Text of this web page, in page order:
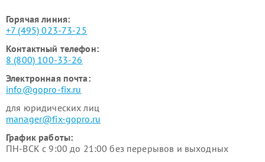
Горячая линия:
+7 (495) 023-73-25
Контактный телефон:
8 (800) 100-33-26
Электронная почта:
info@gopro-fix.ru
для юридических лиц
manager@fix-gopro.ru
График работы:
ПН-ВСК с 9:00 до 21:00 без перерывов и выходных